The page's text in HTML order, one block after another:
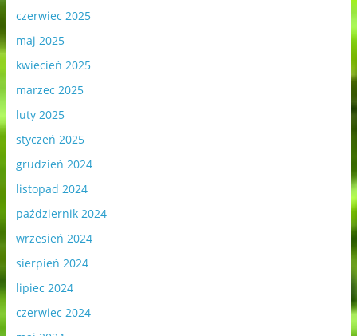
czerwiec 2025
maj 2025
kwiecień 2025
marzec 2025
luty 2025
styczeń 2025
grudzień 2024
listopad 2024
październik 2024
wrzesień 2024
sierpień 2024
lipiec 2024
czerwiec 2024